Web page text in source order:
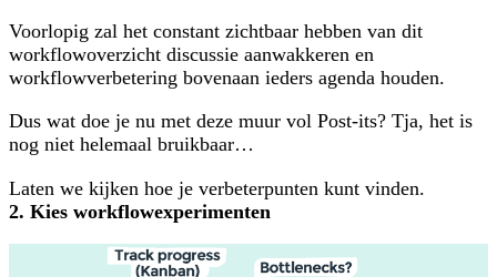
Voorlopig zal het constant zichtbaar hebben van dit
workflowoverzicht discussie aanwakkeren en
workflowverbetering bovenaan ieders agenda houden.
Dus wat doe je nu met deze muur vol Post-its? Tja, het is
nog niet helemaal bruikbaar…
Laten we kijken hoe je verbeterpunten kunt vinden.
2. Kies workflowexperimenten